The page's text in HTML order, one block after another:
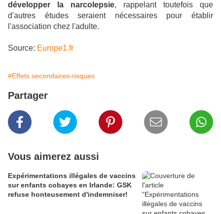
développer la narcolepsie, rappelant toutefois que
d'autres études seraient nécessaires pour établir
l'association chez l'adulte.
Source: Europe1.fr
#Effets secondaires-risques
Partager
Vous aimerez aussi
Expérimentations illégales de vaccins
sur enfants cobayes en Irlande: GSK
refuse honteusement d'indemniser!